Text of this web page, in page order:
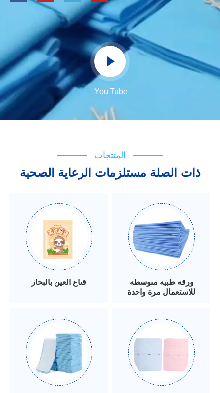
You Tube
المنتجات
ذات الصلة مستلزمات الرعاية الصحية
قناع العين بالبخار
ورقة طبية متوسطة
للاستعمال مرة واحدة